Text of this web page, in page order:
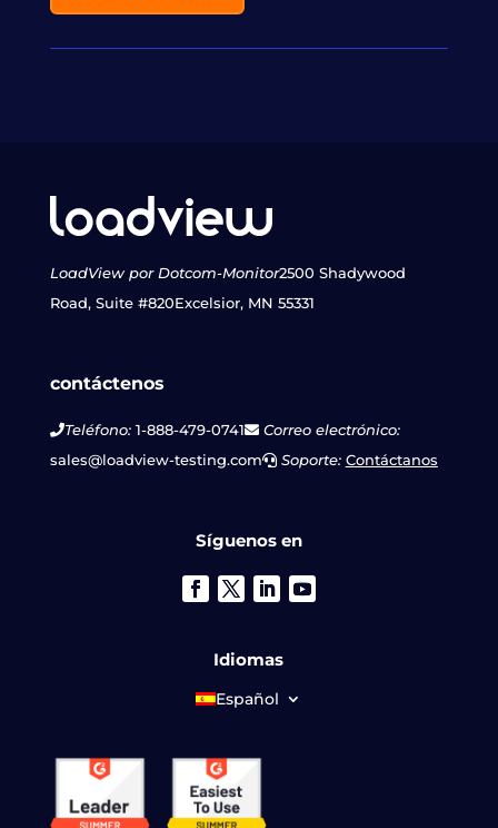
LoadView por Dotcom-Monitor2500 Shadywood
Road, Suite #820Excelsior, MN 55331
contáctenos
Teléfono:1-888-479-0741
Correo electrónico:
sales@loadview-testing.com
Soporte: Contáctanos
Síguenos en
Idiomas
Español